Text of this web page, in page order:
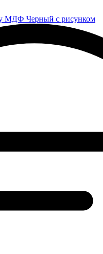
МДФ Черный с рисунком